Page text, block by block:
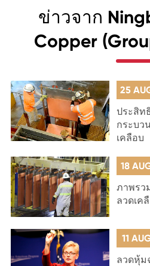
ข่าวจาก
Copper
25
ประสิท
กระบว
เคลือบ
18
ภาพรว
ลวดเค
11
ลวดหุ้ม